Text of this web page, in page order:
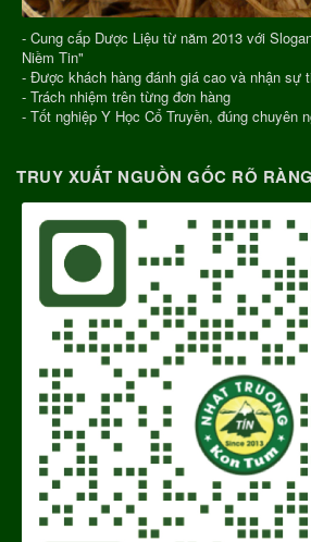
- Cung cấp Dược Liệu từ năm 2013 với
Niềm Tin"
- Được khách hàng đánh giá cao và nhận sự
- Trách nhiệm trên từng đơn hàng
- Tốt nghiệp Y Học Cổ Truyền, đúng chuyên
TRUY XUẤT NGUỒN GỐC RÕ RÀNG